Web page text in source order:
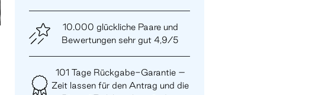
10.000 glückliche Paare und
Bewertungen sehr gut 4,9/5
101 Tage Rückgabe-Garantie –
Zeit lassen für den Antrag und die